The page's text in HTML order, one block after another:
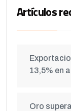
Artículos
13,5% en
Oro